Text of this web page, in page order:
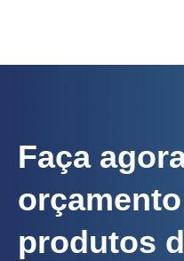
Faça
produtos